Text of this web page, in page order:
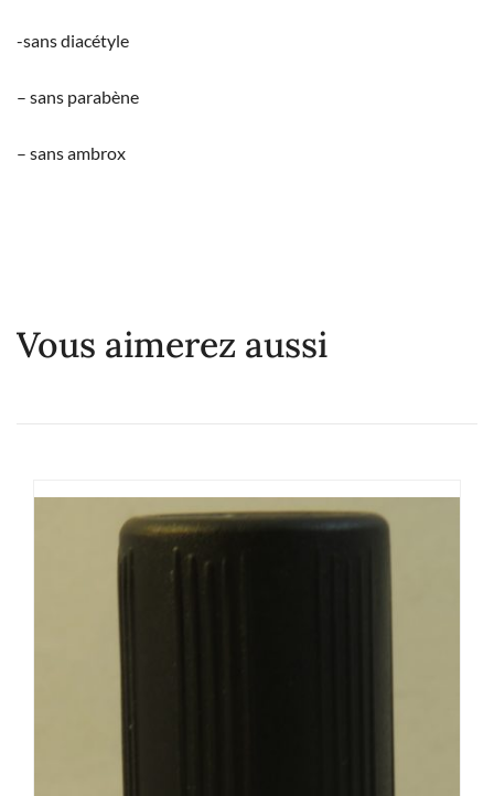
-sans diacétyle
– sans parabène
– sans ambrox
Vous aimerez aussi